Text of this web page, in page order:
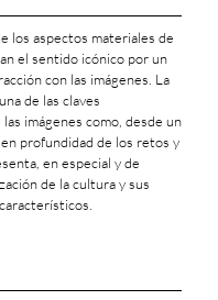
los aspectos materiales de
el sentido icónico por un
con las imágenes. La
de las claves
imágenes como, desde un
profundidad de los retos y
en especial y de
de la cultura y sus